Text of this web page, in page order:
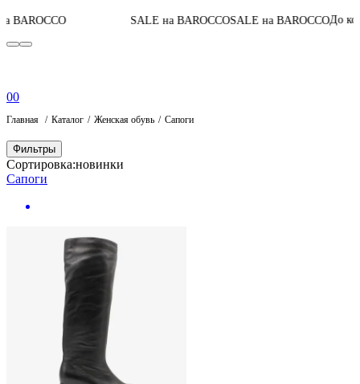
SALE на BAROCCO SALE на BAROCCO До конца акции04:
00
Главная Каталог Женская обувь Сапоги
Фильтры
Сортировка:новинки
Сапоги